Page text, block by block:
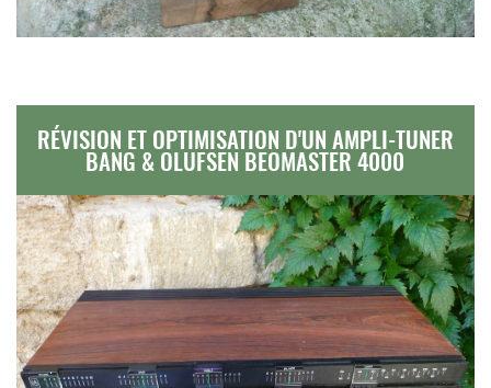
RÉVISION ET OPTIMISATION D'UN AMPLI-TUNER
BANG & OLUFSEN BEOMASTER 4000